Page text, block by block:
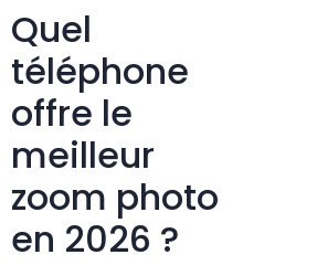
Quel
téléphone
offre le
meilleur
zoom photo
en 2026 ?